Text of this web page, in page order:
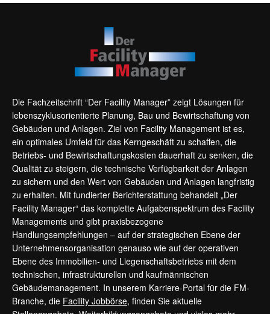
Die Fachzeitschrift “Der Facility Manager” zeigt Lösungen für
lebenszyklusorientierte Planung, Bau und Bewirtschaftung von
Gebäuden und Anlagen. Ziel von Facility Management ist es,
ein optimales Umfeld für das Kerngeschäft zu schaffen, die
Betriebs- und Bewirtschaftungskosten dauerhaft zu senken, die
Qualität zu steigern, die technische Verfügbarkeit der Anlagen
zu sichern und den Wert von Gebäuden und Anlagen langfristig
zu erhalten. Mit fundierter Berichterstattung behandelt „Der
Facility Manager“ das komplette Aufgabenspektrum des Facility
Managements und gibt praxisbezogene
Handlungsempfehlungen – auf der strategischen Ebene der
Unternehmensorganisation genauso wie auf der operativen
Ebene des Immobilien- und Liegenschaftsbetriebs mit dem
technischen, infrastrukturellen und kaufmännischen
Gebäudemanagement. In unserem Karriere-Portal für die FM-
Branche, die Facility Jobbörse, finden Sie aktuelle